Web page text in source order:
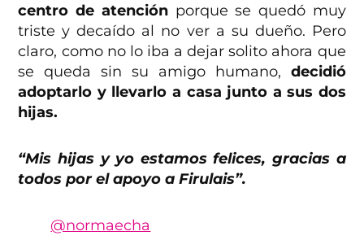
centro de atenciónporque se quedó muy
triste y decaído al no ver a su dueño. Pero
claro, como no lo iba a dejar solito ahora que
se queda sin su amigo humano, decidió
adoptarlo y llevarlo a casa junto a sus dos
hijas.
“Mis hijas y yo estamos felices, gracias a
todos por el apoyo a Firulais”.
@normaecha